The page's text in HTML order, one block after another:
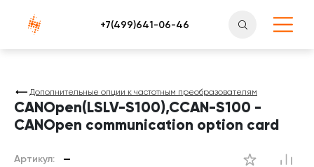
Атлантснаб
Дополнительные опции к частотным преобразователям
CANOpen(LSLV-S100),CCAN-S100 -
CANOpen communication option card
Артикул: —